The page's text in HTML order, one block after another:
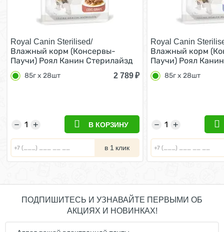
Royal Canin Sterilised/
Влажный корм (Консервы-
Паучи) Роял Канин Стерилайзд
для взрослых кастрированных
котов и Стерилизованных кошек
85г х 28шт 2 789₽
+
− В КОРЗИНУ
в 1 клик
Royal Canin
Влажный корм
Паучи) Роял
для взрослых
котов и
85г х 28шт
+
−
ПОДПИШИТЕСЬ И УЗНАВАЙТЕ ПЕРВЫМИ ОБ
АКЦИЯХ И НОВИНКАХ!